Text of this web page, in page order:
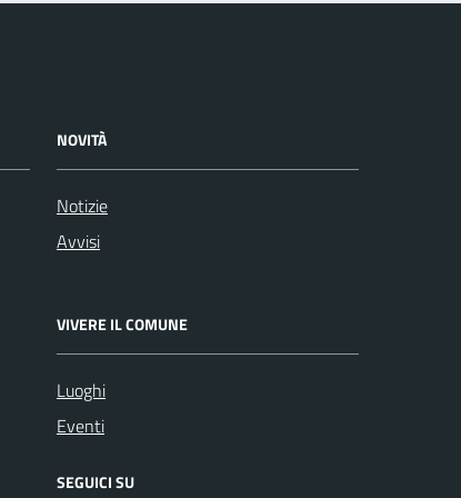
NOVITÀ
Notizie
Avvisi
VIVERE IL COMUNE
Luoghi
Eventi
SEGUICI SU